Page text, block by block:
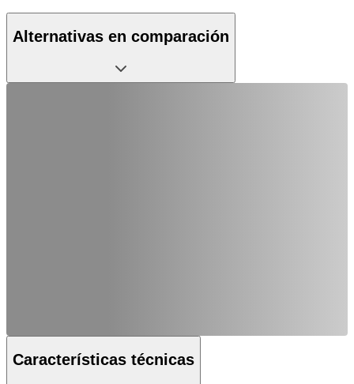
Alternativas en comparación
Características técnicas